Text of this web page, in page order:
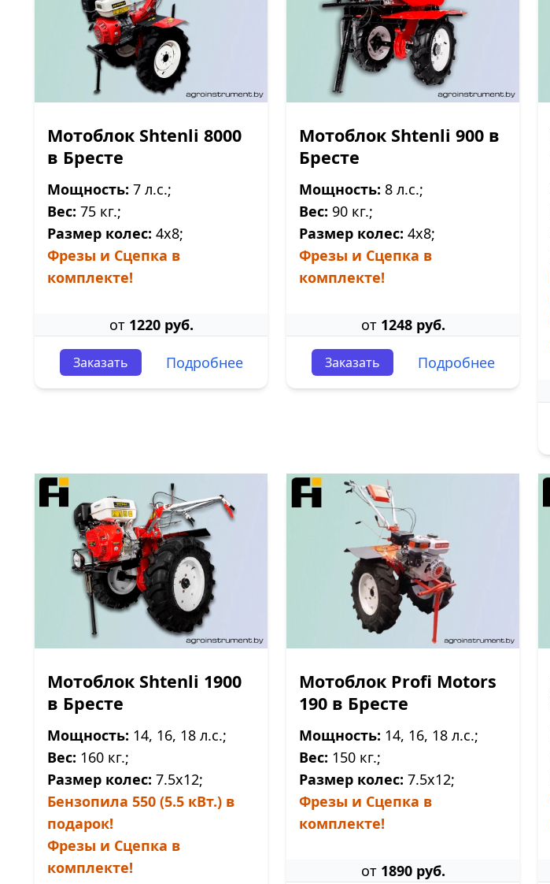
Мотоблок Shtenli 8000
в Бресте
Мощность: 7 л.с.;
Вес: 75 кг.;
Размер колес: 4х8;
Фрезы и Сцепка в
комплекте!
от 1220 руб.
Заказать Подробнее
Мотоблок Shtenli 900 в
Бресте
Мощность: 8 л.с.;
Вес: 90 кг.;
Размер колес: 4х8;
Фрезы и Сцепка в
комплекте!
от 1248 руб.
Заказать Подробнее
Мотоблок Shtenli 1900
в Бресте
Мощность: 14, 16, 18 л.с.;
Вес: 160 кг.;
Размер колес: 7.5х12;
Бензопила 550 (5.5 кВт.) в
подарок!
Фрезы и Сцепка в
комплекте!
Мотоблок Profi Motors
190 в Бресте
Мощность: 14, 16, 18 л.с.;
Вес: 150 кг.;
Размер колес: 7.5х12;
Фрезы и Сцепка в
комплекте!
от 1890 руб.